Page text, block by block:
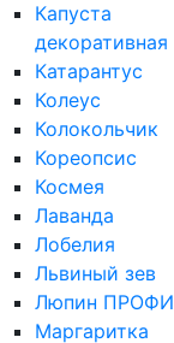
Капуста
декоративная
Катарантус
Колеус
Колокольчик
Кореопсис
Космея
Лаванда
Лобелия
Львиный зев
Люпин ПРОФИ
Маргаритка